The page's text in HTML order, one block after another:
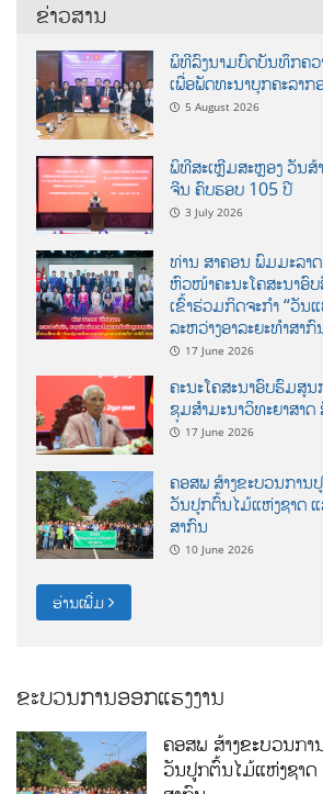
ຂ່າວສານ
ພິທີລົງນາມບົດບັນທຶກຄ
ເພື່ອພັດທະນາບຸກຄະລາ
5 August 2026
ພິທີສະເຫຼີມສະຫຼອງ ວັນ
ຈີນ ຄົບຮອບ 105 ປີ
3 July 2026
ທ່ານ ສາຄອນ ພົມມະລາ
ຫົວໜ້າຄະນະໂຄສະນາອົ
ເຂົ້າຮ່ວມກິດຈະກຳ “ວັນ
ລະຫວ່າງອາລະຍະທຳສາ
17 June 2026
ຄະນະໂຄສະນາອົບຮົມສູນ
ຊຸມສຳມະນາວິທະຍາສາ
17 June 2026
ຄອສພ ສ້າງຂະບວນການ
ວັນປູກຕົ້ນໄມ້ແຫ່ງຊາດ
ສາກົນ
10 June 2026
ອ່ານເພີ່ມ
ຂະບວນການອອກແຮງງານ
ຄອສພ ສ້າງຂະບວນກ
ວັນປູກຕົ້ນໄມ້ແຫ່ງຊາດ